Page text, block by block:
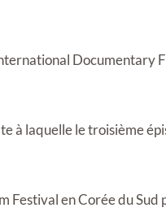
Documentary
à laquelle le troisième
en Corée du Sud